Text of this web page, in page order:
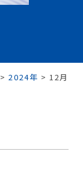
>2024年 >12月